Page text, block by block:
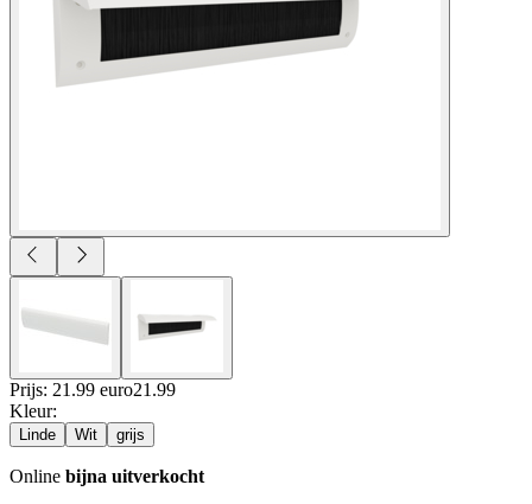
Prijs: 21.99 euro21 .99
Kleur:
Linde Wit grijs
Online bijna uitverkocht